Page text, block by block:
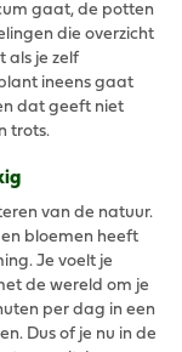
gaat, de potten
die overzicht
als je zelf
ineens gaat
dat geeft niet
trots.
van de natuur.
bloemen heeft
Je voelt je
de wereld om je
per dag in een
Dus of je nu in de